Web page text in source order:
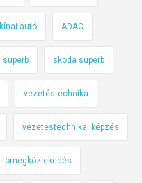
kínai autó ADAC
superb skoda superb
vezetéstechnika
vezetéstechnikai képzés
tömegközlekedés